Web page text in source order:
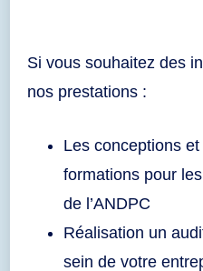
Si vous souhaitez des
nos prestations :
Les conceptions
formations pour
de l’ANDPC
Réalisation un
sein de votre